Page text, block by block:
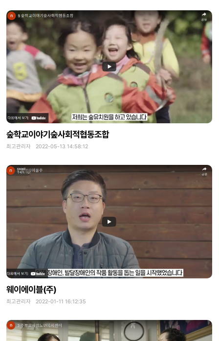
숲학교이야기숲사회적협동조합
최고관리자 2022-05-13 14:58:12
웨이에이블(주)
최고관리자 2022-01-11 16:12:35